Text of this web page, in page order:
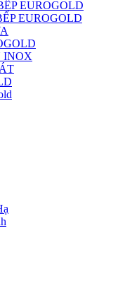
EUROGOLD
EUROGOLD
INOX